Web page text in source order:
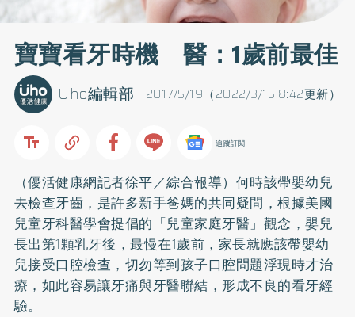
寶寶看牙時機 醫：1歲前最佳
2017/5/19（2022/3/15 8:42更新）
Uho編輯部
追蹤訂閱
（優活健康網記者徐平／綜合報導）何時該帶嬰幼兒
去檢查牙齒，是許多新手爸媽的共同疑問，根據美國
兒童牙科醫學會提倡的「兒童家庭牙醫」觀念，嬰兒
長出第1顆乳牙後，最慢在1歲前，家長就應該帶嬰幼
兒接受口腔檢查，切勿等到孩子口腔問題浮現時才治
療，如此容易讓牙痛與牙醫聯結，形成不良的看牙經
驗。